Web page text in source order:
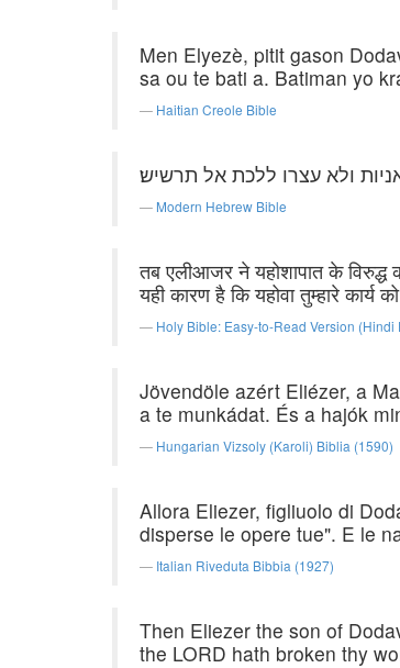
Men Elyezè, pitit gason
sa ou te bati a. Batiman yo
Haitian Creole Bible
ולא עצרו ללכת אל תרשיש׃
Modern Hebrew Bible
तब एलीआजर ने यहोशापात के विरुद्ध
यही कारण है कि यहोवा तुम्हारे
Holy Bible: Easy-to-Read Version (Hindi
Jövendöle azért Eliézer, a
a te munkádat. És a hajók
Hungarian Vizsoly (Karoli) Biblia (1590)
Allora Eliezer, figliuolo di
disperse le opere tue". E le
Italian Riveduta Bibbia (1927)
Then Eliezer the son of
the LORD hath broken thy